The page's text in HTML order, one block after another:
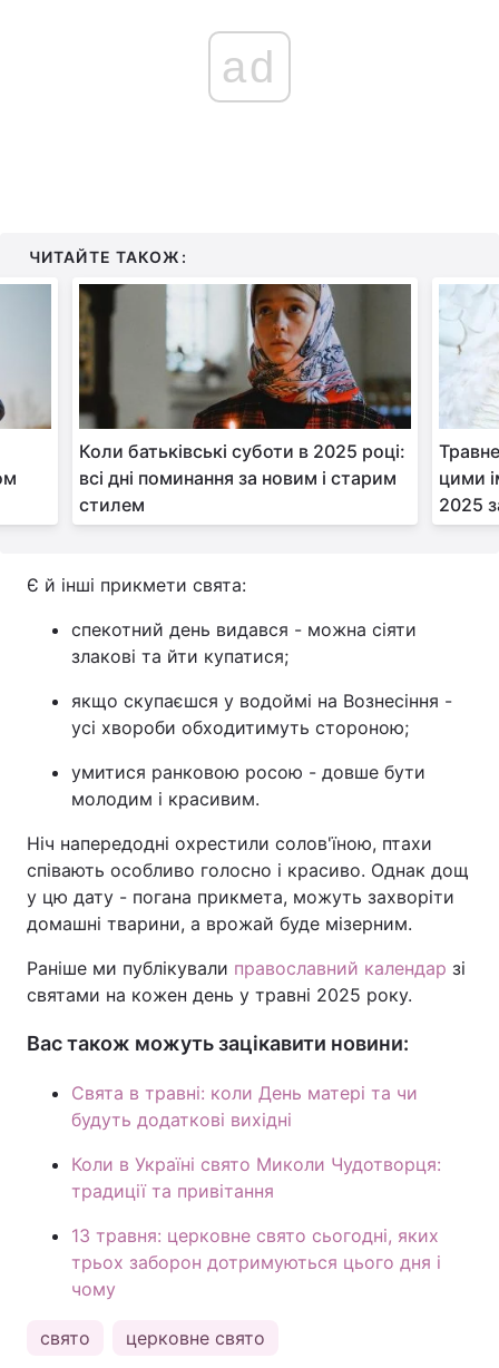
ad
ЧИТАЙТЕ ТАКОЖ:
Коли батьківські суботи в 2025 році:
всі дні поминання за новим і старим
стилем
цими
2025
Є й інші прикмети свята:
спекотний день видався - можна сіяти
злакові та йти купатися;
якщо скупаєшся у водоймі на Вознесіння -
усі хвороби обходитимуть стороною;
умитися ранковою росою - довше бути
молодим і красивим.
Ніч напередодні охрестили солов'їною, птахи
співають особливо голосно і красиво. Однак дощ
у цю дату - погана прикмета, можуть захворіти
домашні тварини, а врожай буде мізерним.
Раніше ми публікували православний календар зі
святами на кожен день у травні 2025 року.
Вас також можуть зацікавити новини:
Свята в травні: коли День матері та чи
будуть додаткові вихідні
Коли в Україні свято Миколи Чудотворця:
традиції та привітання
13 травня: церковне свято сьогодні, яких
трьох заборон дотримуються цього дня і
чому
свято церковне свято